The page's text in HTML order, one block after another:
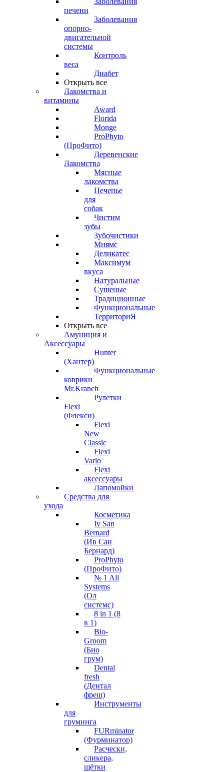
печени
Заболевания
опорно-
двигательной
системы
Контроль
веса
Диабет
Открыть все
Лакомства и
витамины
Award
Florida
Monge
ProPhyto
(ПроФито)
Деревенские
Лакомства
Мясные
лакомства
Печенье
для
собак
Чистим
зубы
Зубочистики
Мнямс
Деликатес
Максимум
вкуса
Натуральные
Сушеные
Традиционные
Функциональные
ТерриториЯ
Открыть все
Амуниция и
Аксессуары
Hunter
(Хантер)
Функциональные
коврики
Mr.Kranch
Рулетки
Flexi
(Флекси)
Flexi
New
Classic
Flexi
Vario
Flexi
аксессуары
Лапомойки
Средства для
ухода
Косметика
Iv San
Bernard
(Ив Сан
Бернард)
ProPhyto
(ПроФито)
№ 1 All
Systems
(Ол
системс)
8 in 1 (8
в 1)
Bio-
Groom
(Био
грум)
Dental
fresh
(Дентал
фреш)
Инструменты
для
груминга
FURminator
(Фурминатор)
Расчески,
сликера,
щётки